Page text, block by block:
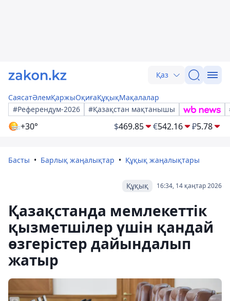
Қаз
СаясатӘлемҚаржыОқиғаҚұқықМақалалар
#Референдум-2026
#Қазақстан мақтанышы
+30° $469.85 €542.16 ₽5.78
Басты Барлық жаңалықтар Құқық жаңалықтары
16:34, 14 қаңтар 2026
Құқық
Қазақстанда мемлекеттік
қызметшілер үшін қандай
өзгерістер дайындалып
жатыр